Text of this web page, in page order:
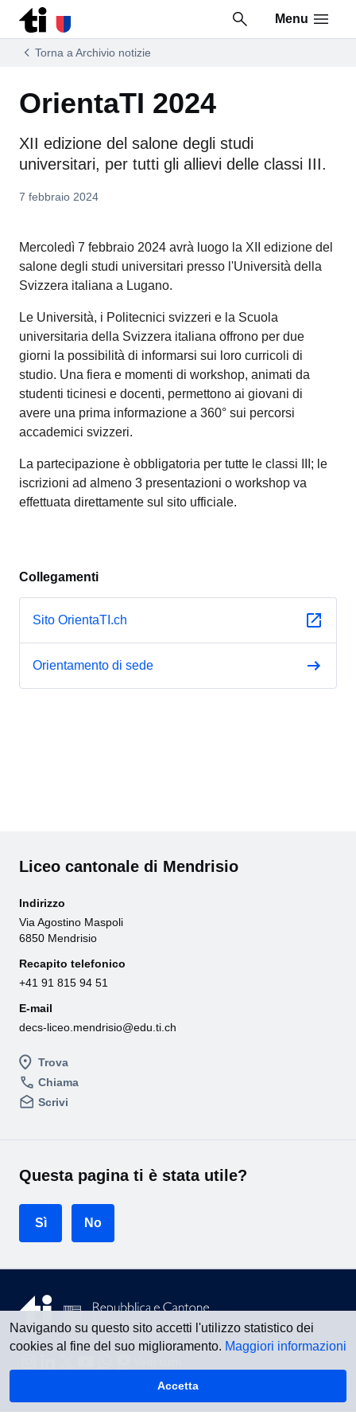
Navigando su questo sito accetti l'utilizzo statistico dei
cookies al fine del suo miglioramento. Maggiori informazioni
Accetta
Vai al contenuto della pagina
Vai al piè di pagina
Menu
Torna a Archivio notizie
OrientaTI 2024
XII edizione del salone degli studi
universitari, per tutti gli allievi delle classi III.
7 febbraio 2024
Mercoledì 7 febbraio 2024 avrà luogo la XII edizione del
salone degli studi universitari presso l'Università della
Svizzera italiana a Lugano.
Le Università, i Politecnici svizzeri e la Scuola
universitaria della Svizzera italiana offrono per due
giorni la possibilità di informarsi sui loro curricoli di
studio. Una fiera e momenti di workshop, animati da
studenti ticinesi e docenti, permettono ai giovani di
avere una prima informazione a 360° sui percorsi
accademici svizzeri.
La partecipazione è obbligatoria per tutte le classi III; le
iscrizioni ad almeno 3 presentazioni o workshop va
effettuata direttamente sul sito ufficiale.
Collegamenti
Sito OrientaTI.ch
Orientamento di sede
Liceo cantonale di Mendrisio
Trova
Chiama
Scrivi
Indirizzo
Via Agostino Maspoli
6850 Mendrisio
Recapito telefonico
+41 91 815 94 51
E-mail
decs-liceo.mendrisio@edu.ti.ch
Questa pagina ti è stata utile?
Sì No